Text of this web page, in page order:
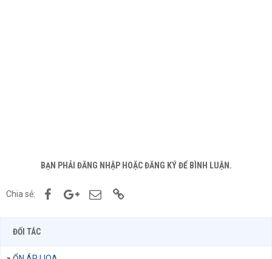
BẠN PHẢI ĐĂNG NHẬP HOẶC ĐĂNG KÝ ĐỂ BÌNH LUẬN.
Chia sẻ: FacebookGoogle+Email
ĐỐI TÁC